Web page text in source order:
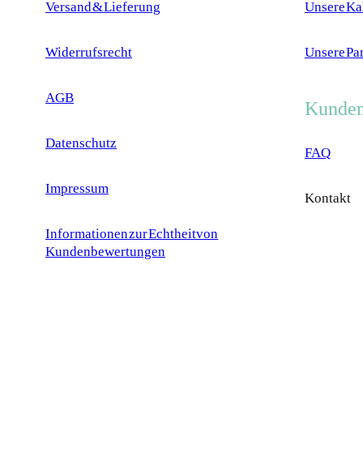
Versand & Lieferung
Widerrufsrecht
AGB
Datenschutz
Impressum
Informationen zur Echtheit von
Kundenbewertungen
Unsere
Unsere
FAQ
Kontakt